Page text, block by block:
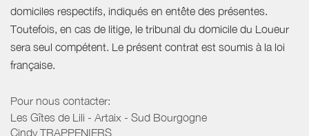
domiciles respectifs, indiqués en entête des présentes.
Toutefois, en cas de litige, le tribunal du domicile du Loueur
sera seul compétent. Le présent contrat est soumis à la loi
française.
Pour nous contacter:
Les Gîtes de Lili - Artaix - Sud Bourgogne
Cindy TRAPPENIERS